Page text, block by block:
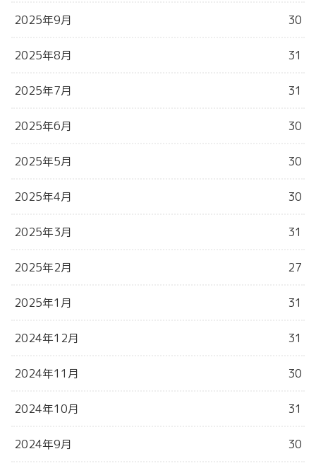
2025年9月 30
2025年8月 31
2025年7月 31
2025年6月 30
2025年5月 30
2025年4月 30
2025年3月 31
2025年2月 27
2025年1月 31
2024年12月 31
2024年11月 30
2024年10月 31
2024年9月 30